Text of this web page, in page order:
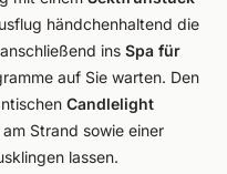
händchenhaltend die
ins Spa für
auf Sie warten. Den
Candlelight
Strand sowie einer
lassen.